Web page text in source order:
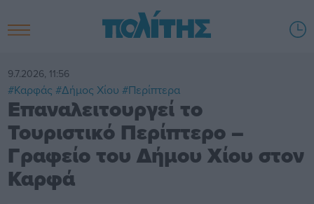
9.7.2026, 11:56
#Καρφάς #Δήμος Χίου #Περίπτερα
Επαναλειτουργεί το
Τουριστικό Περίπτερο –
Γραφείο του Δήμου Χίου στον
Καρφά